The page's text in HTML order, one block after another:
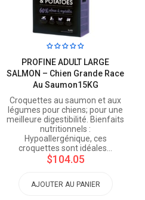
PROFINE ADULT LARGE
SALMON – Chien Grande Race
Au Saumon15KG
Croquettes au saumon et aux
légumes pour chiens; pour une
meilleure digestibilité. Bienfaits
nutritionnels :
Hypoallergénique, ces
croquettes sont idéales…
$104.05
AJOUTER AU PANIER